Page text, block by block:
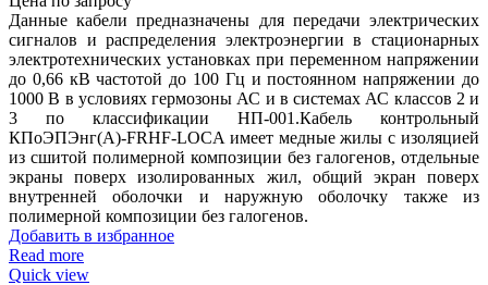
Данные кабели предназначены для передачи электрических
сигналов и распределения электроэнергии в стационарных
электротехнических установках при переменном напряжении
до 0,66 кВ частотой до 100 Гц и постоянном напряжении до
1000 В в условиях гермозоны АС и в системах АС классов 2 и
3 по классификации НП-001.Кабель контрольный
КПоЭПЭнг(А)-FRHF-LOCA имеет медные жилы с изоляцией
из сшитой полимерной композиции без галогенов, отдельные
экраны поверх изолированных жил, общий экран поверх
внутренней оболочки и наружную оболочку также из
полимерной композиции без галогенов.
Добавить в избранное
Read more
Quick view